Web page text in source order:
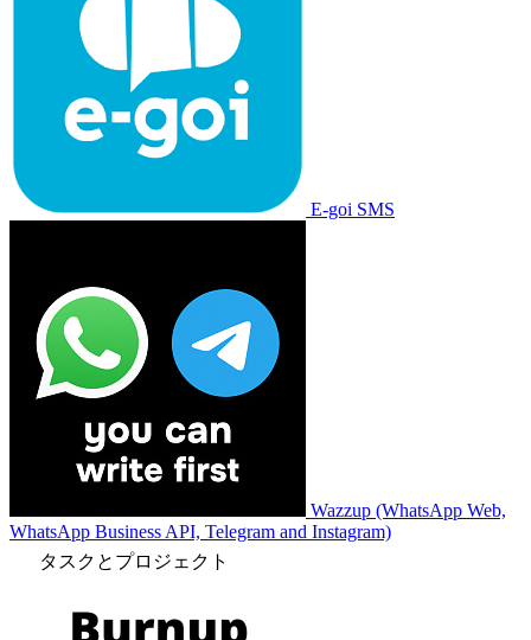
E-goi SMS
Wazzup (WhatsApp Web,
WhatsApp Business API, Telegram and Instagram)
タスクとプロジェクト